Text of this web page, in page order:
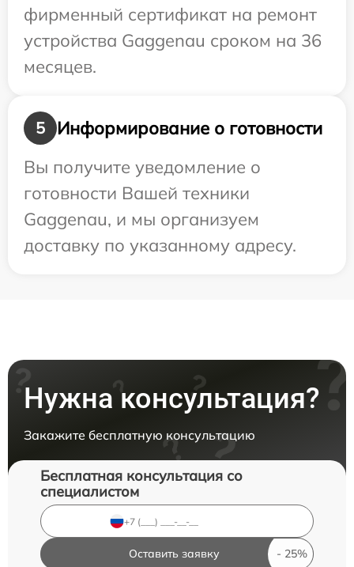
фирменный сертификат на ремонт
устройства Gaggenau сроком на 36
месяцев.
5
Информирование о готовности
Вы получите уведомление о
готовности Вашей техники
Gaggenau, и мы организуем
доставку по указанному адресу.
Нужна консультация?
Закажите бесплатную консультацию
Бесплатная консультация со
специалистом
Оставить заявку